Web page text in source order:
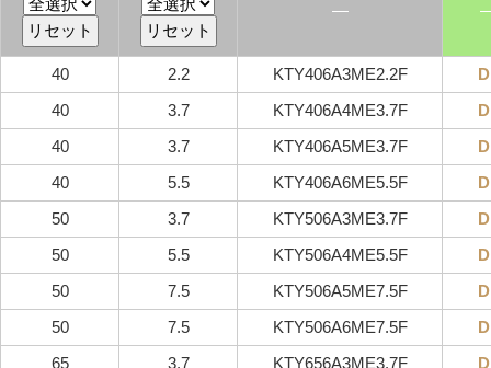
―
40 2.2 KTY406A3ME2.2F
40
3.7 KTY406A4ME3.7F
40
3.7 KTY406A5ME3.7F
40
5.5 KTY406A6ME5.5F
50
3.7 KTY506A3ME3.7F
50
5.5 KTY506A4ME5.5F
50
7.5 KTY506A5ME7.5F
50
7.5 KTY506A6ME7.5F
65
3.7 KTY656A3ME3.7F